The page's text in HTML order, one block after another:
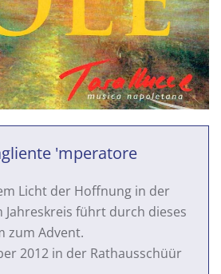
'mperatore
Licht der Hoffnung in der
Jahreskreis führt durch dieses
zum Advent.
2012 in der Rathausschüür